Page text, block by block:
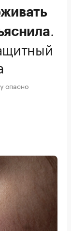
.
опасно